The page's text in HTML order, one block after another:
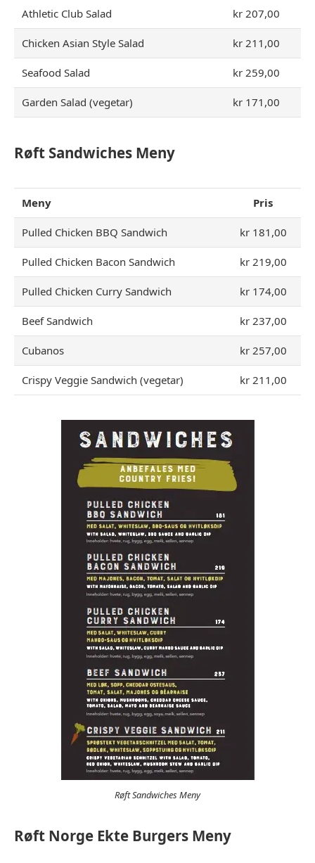
Athletic Club Salad kr 207,00
Chicken Asian Style Salad kr 211,00
Seafood Salad kr 259,00
Garden Salad (vegetar) kr 171,00
Røft Sandwiches Meny
Meny Pris
Pulled Chicken BBQ Sandwich kr 181,00
Pulled Chicken Bacon Sandwich kr 219,00
Pulled Chicken Curry Sandwich kr 174,00
Beef Sandwich kr 237,00
Cubanos kr 257,00
Crispy Veggie Sandwich (vegetar) kr 211,00
Røft Sandwiches Meny
Røft Norge Ekte Burgers Meny